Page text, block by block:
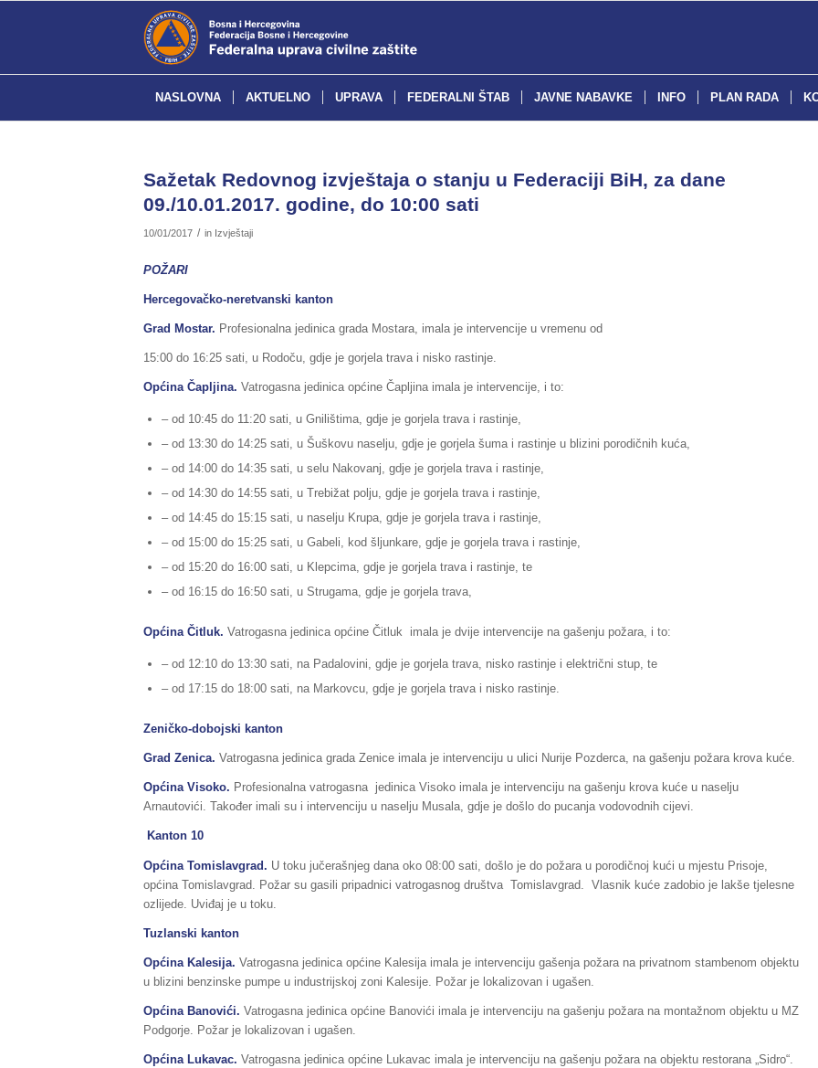
NASLOVNA AKTUELNO UPRAVA FEDERALNI ŠTAB JAVNE NABAVKE INFO PLAN RADA
Sažetak Redovnog izvještaja o stanju u Federaciji BiH, za dane
09./10.01.2017. godine, do 10:00 sati
10/01/2017 / in Izvještaji
POŽARI
Hercegovačko-neretvanski kanton
Grad Mostar. Profesionalna jedinica grada Mostara, imala je intervencije u vremenu od
15:00 do 16:25 sati, u Rodoču, gdje je gorjela trava i nisko rastinje.
Općina Čapljina. Vatrogasna jedinica općine Čapljina imala je intervencije, i to:
– od 10:45 do 11:20 sati, u Gnilištima, gdje je gorjela trava i rastinje,
– od 13:30 do 14:25 sati, u Šuškovu naselju, gdje je gorjela šuma i rastinje u blizini porodičnih kuća,
– od 14:00 do 14:35 sati, u selu Nakovanj, gdje je gorjela trava i rastinje,
– od 14:30 do 14:55 sati, u Trebižat polju, gdje je gorjela trava i rastinje,
– od 14:45 do 15:15 sati, u naselju Krupa, gdje je gorjela trava i rastinje,
– od 15:00 do 15:25 sati, u Gabeli, kod šljunkare, gdje je gorjela trava i rastinje,
– od 15:20 do 16:00 sati, u Klepcima, gdje je gorjela trava i rastinje, te
– od 16:15 do 16:50 sati, u Strugama, gdje je gorjela trava,
Općina Čitluk. Vatrogasna jedinica općine Čitluk imala je dvije intervencije na gašenju požara, i to:
– od 12:10 do 13:30 sati, na Padalovini, gdje je gorjela trava, nisko rastinje i električni stup, te
– od 17:15 do 18:00 sati, na Markovcu, gdje je gorjela trava i nisko rastinje.
Zeničko-dobojski kanton
Grad Zenica. Vatrogasna jedinica grada Zenice imala je intervenciju u ulici Nurije Pozderca, na gašenju požara krova kuće.
Općina Visoko. Profesionalna vatrogasna jedinica Visoko imala je intervenciju na gašenju krova kuće u naselju
Arnautovići. Također imali su i intervenciju u naselju Musala, gdje je došlo do pucanja vodovodnih cijevi.
Kanton 10
Općina Tomislavgrad. U toku jučerašnjeg dana oko 08:00 sati, došlo je do požara u porodičnoj kući u mjestu Prisoje,
općina Tomislavgrad. Požar su gasili pripadnici vatrogasnog društva Tomislavgrad. Vlasnik kuće zadobio je lakše tjelesne
ozlijede. Uviđaj je u toku.
Tuzlanski kanton
Općina Kalesija. Vatrogasna jedinica općine Kalesija imala je intervenciju gašenja požara na privatnom stambenom objektu
u blizini benzinske pumpe u industrijskoj zoni Kalesije. Požar je lokalizovan i ugašen.
Općina Banovići. Vatrogasna jedinica općine Banovići imala je intervenciju na gašenju požara na montažnom objektu u MZ
Podgorje. Požar je lokalizovan i ugašen.
Općina Lukavac. Vatrogasna jedinica općine Lukavac imala je intervenciju na gašenju požara na objektu restorana „Sidro“.